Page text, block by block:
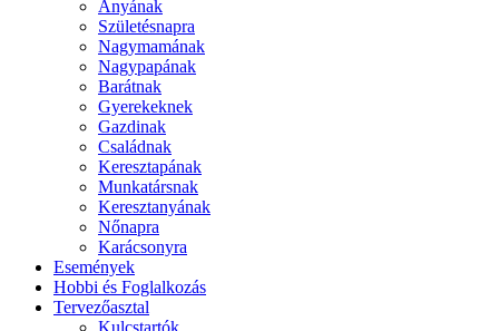
Anyának
Születésnapra
Nagymamának
Nagypapának
Barátnak
Gyerekeknek
Gazdinak
Családnak
Keresztapának
Munkatársnak
Keresztanyának
Nőnapra
Karácsonyra
Események
Hobbi és Foglalkozás
Tervezőasztal
Kulcstartók